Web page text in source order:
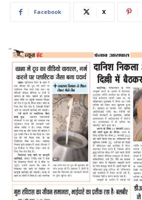
Facebook X